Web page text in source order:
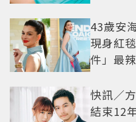
43歲安
現身紅
件」最
快訊／
結束12